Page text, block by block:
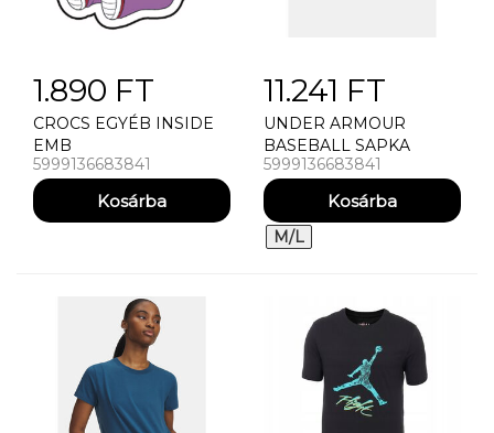
1.890 FT
CROCS EGYÉB INSIDE
EMB
5999136683841
11.241 FT
UNDER ARMOUR
BASEBALL SAPKA
FÉRFI BASEBALL
SAPKA UNDER
ARMOUR M AV LOW
STR
5999136683841
M/L